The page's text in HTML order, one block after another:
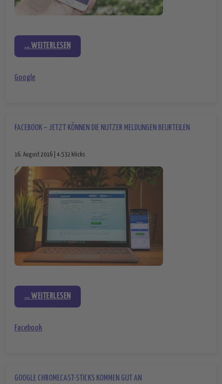
... WEITERLESEN
Google
FACEBOOK – JETZT KÖNNEN DIE NUTZER MELDUNGEN BEURTEILEN
16. August 2016 | 4.532 klicks
... WEITERLESEN
Facebook
GOOGLE CHROMECAST-STICKS KOMMEN GUT AN